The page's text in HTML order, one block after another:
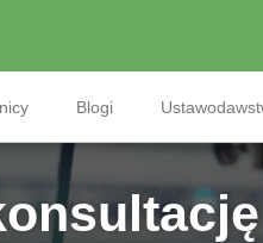
Blogi